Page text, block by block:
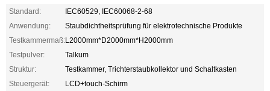
Standard:
IEC60529, IEC60068-2-68
Anwendung:
Staubdichtheitsprüfung für elektrotechnische Produkte
Testkammermaß:L2000mm*D2000mm*H2000mm
Testpulver:
Talkum
Struktur:
Testkammer, Trichterstaubkollektor und Schaltkasten
Steuergerät:
LCD+touch-Schirm